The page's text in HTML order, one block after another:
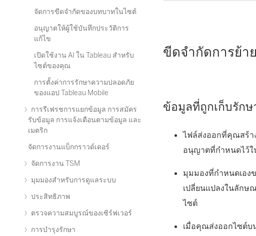
จัดการขีดจำกัดของบทบาทในไซต์
อนุญาตให้ผู้ใช้บันทึกประวัติการ
แก้ไข
เปิดใช้งาน AI ใน Tableau สำหรับ
ไซต์ของคุณ
การตั้งค่าการรักษาความปลอดภัย
ของแอป Tableau Mobile
การรีเฟรชการแยกข้อมูล การสมัคร
รับข้อมูล การแจ้งเตือนตามข้อมูล และ
เมตริก
จัดการงานแบ็กกราวด์เดอร์
จัดการงาน TSM
มุมมองสำหรับการดูแลระบบ
ประสิทธิภาพ
ตรวจความสมบูรณ์ของเซิร์ฟเวอร์
การบำรุงรักษา
ขีดจำกัดการย้า
ข้อมูลที่ถูกเก็บรักษ
ไฟล์ส่งออกที่คุณสร้า
อนุญาตที่กำหนดไว้ใ
มุมมองที่กำหนดเอง
เปลี่ยนแปลงในลักษ
ไซต์
เมื่อคุณส่งออกไซต์